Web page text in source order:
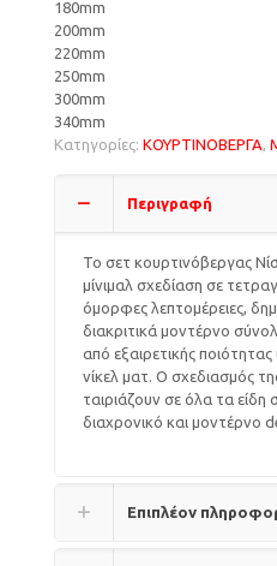
180mm
200mm
220mm
250mm
300mm
340mm
Κατηγορίες: ΚΟΥΡΤΙΝΟΒΕΡΓΑ
Περιγραφή
Το σετ κουρτινόβεργας
μίνιμαλ σχεδίαση σε
όμορφες λεπτομέρειες,
διακριτικά μοντέρνο
από εξαιρετικής
νίκελ ματ. Ο σχεδιασμός
ταιριάζουν σε όλα τα είδη
διαχρονικό και μοντέρνο
Επιπλέον